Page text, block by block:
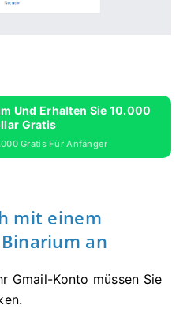
Und Erhalten Sie 10.000
Gratis
Gratis Für Anfänger
mit einem
an
Gmail-Konto müssen Sie